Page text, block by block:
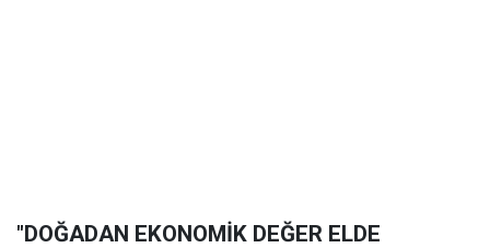
"DOĞADAN EKONOMİK DEĞER ELDE